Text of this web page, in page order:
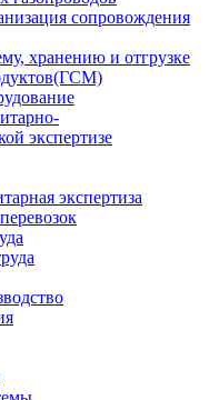
сопровождения
хранению и отгрузке
экспертизе
экспертиза